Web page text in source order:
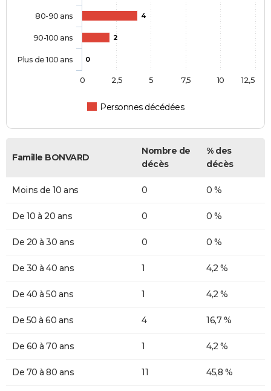
4
2
0
Personnes décédées
80-90 ans
90-100 ans
Plus de 100 ans
0 10
2,5 5 7,5 12,5
Famille BONVARD
Nombre de
décès
% des
décès
Moins de 10 ans 0 0 %
De 10 à 20 ans 0 0 %
De 20 à 30 ans 0 0 %
De 30 à 40 ans 1 4,2 %
De 40 à 50 ans 1 4,2 %
De 50 à 60 ans 4 16,7 %
De 60 à 70 ans 1 4,2 %
De 70 à 80 ans 11 45,8 %